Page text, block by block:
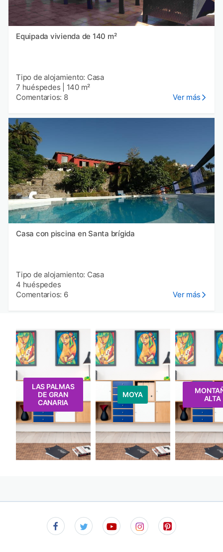
Equipada vivienda de 140 m²
Tipo de alojamiento: Casa
7 huéspedes
140 m²
Comentarios: 8
Ver más
Casa con piscina en Santa brígida
Tipo de alojamiento: Casa
4 huéspedes
Comentarios: 6
Ver más
LAS PALMAS
DE GRAN
CANARIA
MOYA
ALTA